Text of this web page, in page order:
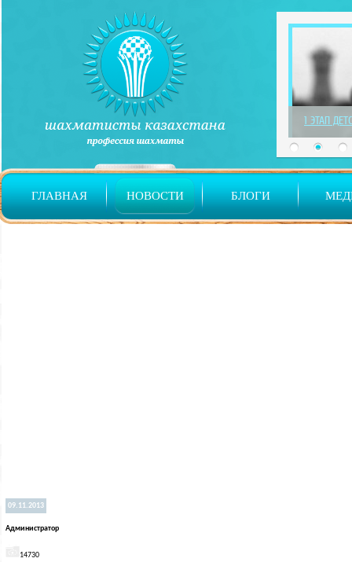
ГЛАВНАЯ НОВОСТИ БЛОГИ
1 ЭТАП
09.11.2013
Администратор
14730